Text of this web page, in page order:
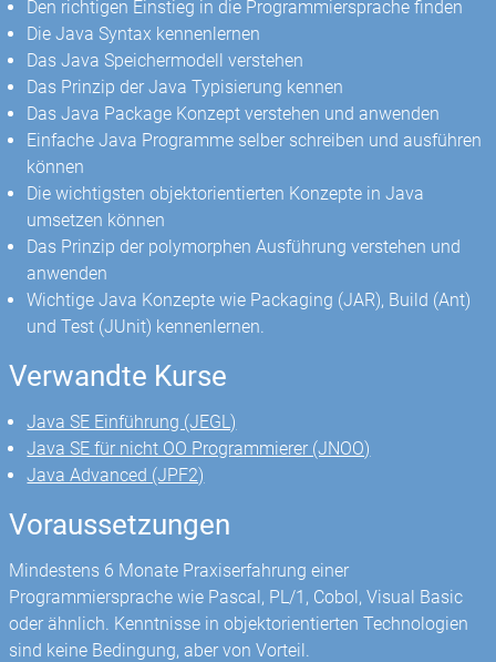
Den richtigen Einstieg in die Programmiersprache finden
Die Java Syntax kennenlernen
Das Java Speichermodell verstehen
Das Prinzip der Java Typisierung kennen
Das Java Package Konzept verstehen und anwenden
Einfache Java Programme selber schreiben und ausführen
können
Die wichtigsten objektorientierten Konzepte in Java
umsetzen können
Das Prinzip der polymorphen Ausführung verstehen und
anwenden
Wichtige Java Konzepte wie Packaging (JAR), Build (Ant)
und Test (JUnit) kennenlernen.
Verwandte Kurse
Java SE Einführung (JEGL)
Java SE für nicht OO Programmierer (JNOO)
Java Advanced (JPF2)
Voraussetzungen
Mindestens 6 Monate Praxiserfahrung einer
Programmiersprache wie Pascal, PL/1, Cobol, Visual Basic
oder ähnlich. Kenntnisse in objektorientierten Technologien
sind keine Bedingung, aber von Vorteil.